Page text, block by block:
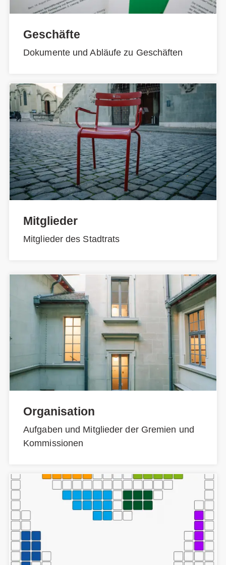
Geschäfte
Dokumente und Abläufe zu Geschäften
Mitglieder
Mitglieder des Stadtrats
Organisation
Aufgaben und Mitglieder der Gremien und
Kommissionen